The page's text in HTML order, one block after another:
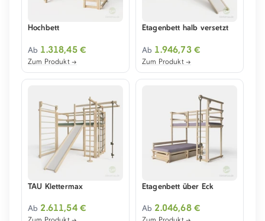
Hochbett
Ab 1.318,45 €
Zum Produkt →
Etagenbett halb versetzt
Ab 1.946,73 €
Zum Produkt →
TAU Klettermax
Ab 2.611,54 €
Etagenbett über Eck
Ab 2.046,68 €